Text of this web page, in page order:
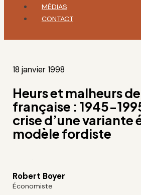
MÉDIAS
CONTACT
18 janvier 1998
Heurs et malheurs
française : 1945-
crise d’une variante
modèle fordiste
Robert Boyer
Économiste